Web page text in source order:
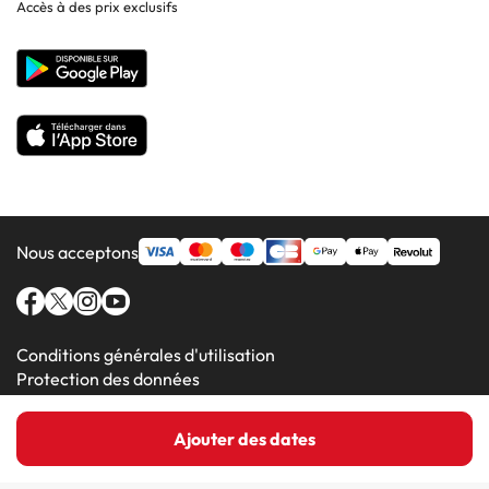
Ajouter des dates
Hôtels à Lluchmajor
Hôtels en Grenade
Site corporate
Accès à des prix exclusifs
Nous acceptons
Conditions générales d'utilisation
Protection des données
Amimir.com (C) 2016-2026 - Viajes Para Ti S.L.U